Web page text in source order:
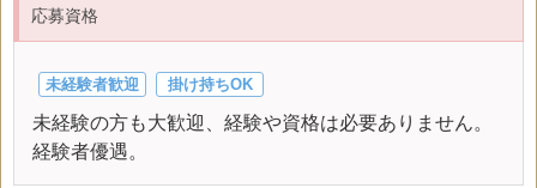
応募資格
未経験者歓迎 掛け持ちOK
未経験の方も大歓迎、経験や資格は必要ありません。
経験者優遇。